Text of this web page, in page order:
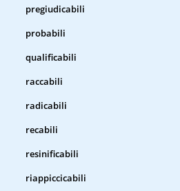
pregiudicabili
probabili
qualificabili
raccabili
radicabili
recabili
resinificabili
riappiccicabili